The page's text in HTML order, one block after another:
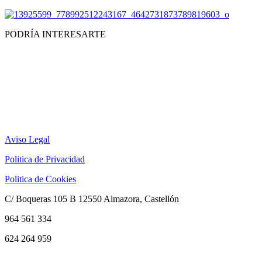
PODRÍA INTERESARTE
Aviso Legal
Politica de Privacidad
Politica de Cookies
C/ Boqueras 105 B 12550 Almazora, Castellón
964 561 334
624 264 959